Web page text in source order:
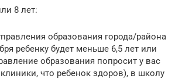
8 лет:
образования города/района
ребенку будет меньше 6,5 лет или
образования попросит у вас
что ребенок здоров), в школу